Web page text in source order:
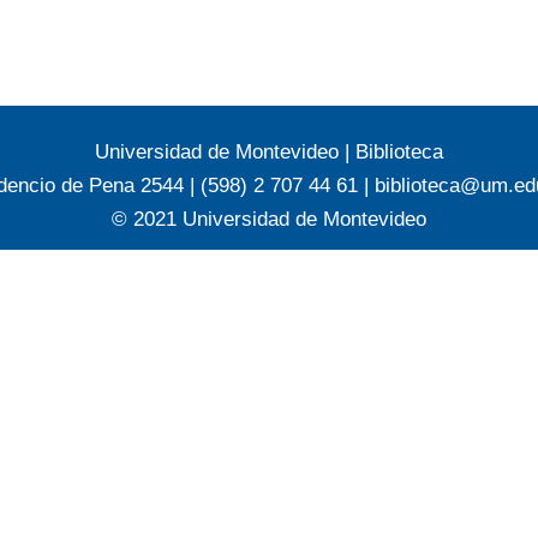
Universidad de Montevideo | Biblioteca
de Pena 2544 | (598) 2 707 44 61 |
© 2021 Universidad de Montevideo